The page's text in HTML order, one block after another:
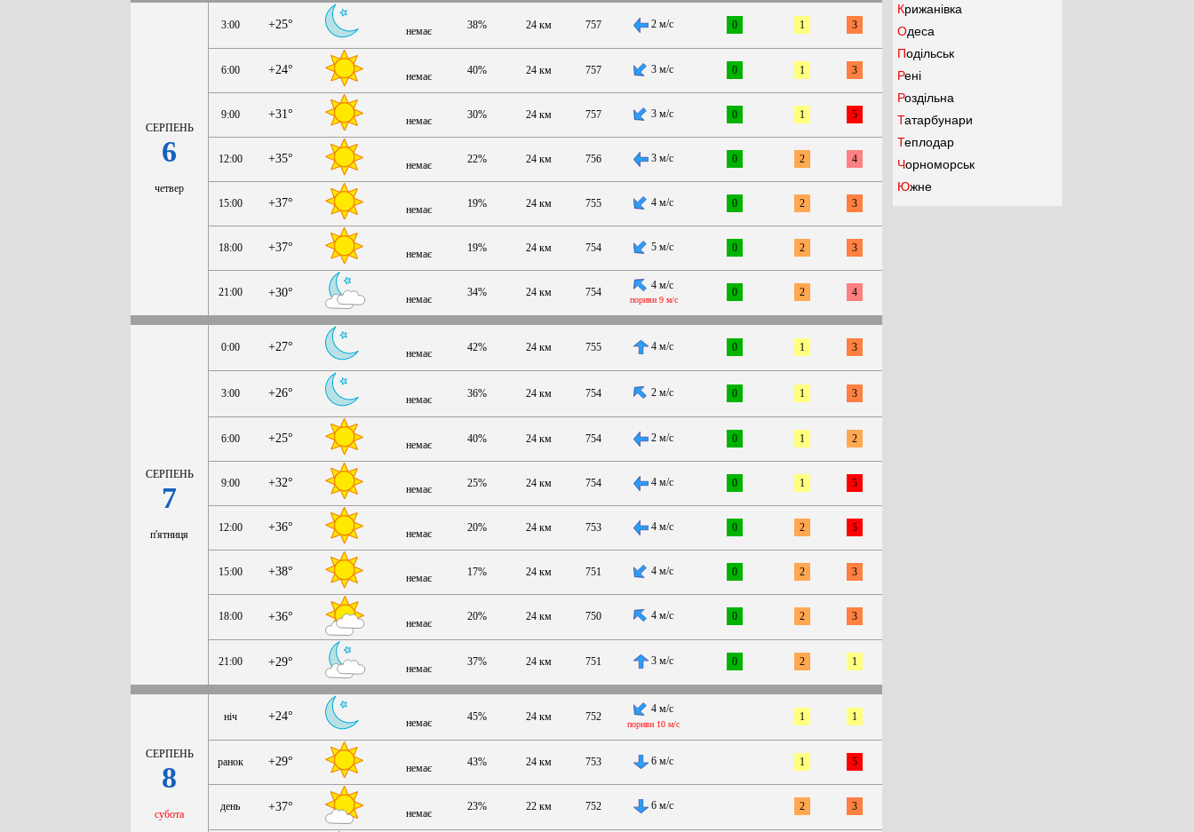
СЕРПЕНЬ
6
четвер
3:00 +25° немає 38% 24 км 757 2 м/с 0 1 3
6:00 +24° немає 40% 24 км 757 3 м/с 0 1 3
9:00 +31° немає 30% 24 км 757 3 м/с 0 1 5
12:00 +35° немає 22% 24 км 756 3 м/с 0 2 4
15:00 +37° немає 19% 24 км 755 4 м/с 0 2 3
18:00 +37° немає 19% 24 км 754 5 м/с 0 2 3
21:00 +30° немає
34% 24 км 754
4 м/с
пориви 9 м/с
0 2 4
СЕРПЕНЬ
7
п'ятниця
0:00 +27° немає 42% 24 км 755 4 м/с 0 1 3
3:00 +26° немає 36% 24 км 754 2 м/с 0 1 3
6:00 +25° немає 40% 24 км 754 2 м/с 0 1 2
9:00 +32° немає 25% 24 км 754 4 м/с 0 1 5
12:00 +36° немає 20% 24 км 753 4 м/с 0 2 5
15:00 +38° немає 17% 24 км 751 4 м/с 0 2 3
18:00 +36° немає
20% 24 км 750 4 м/с 0 2 3
21:00 +29° немає
37% 24 км 751 3 м/с 0 2 1
СЕРПЕНЬ
8
субота
ніч +24° немає 45% 24 км 752
4 м/с
пориви 10 м/с
1 1
ранок +29° немає 43% 24 км 753 6 м/с 1 5
день +37° немає
23% 22 км 752 6 м/с 2 3
Крижанівка
Одеса
Подільськ
Рені
Роздільна
Татарбунари
Теплодар
Чорноморськ
Южне